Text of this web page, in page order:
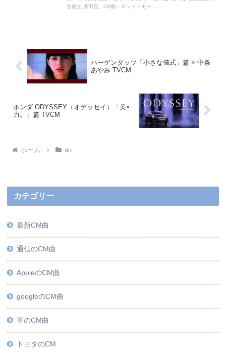
谷健太 濱田岳、CM曲：ロンド／モー...
ハーゲンダッツ「小さな儀式」篇 × 中条
あやみ TVCM
ホンダ ODYSSEY（オデッセイ）「美×
力。」篇 TVCM
ホーム au
カテゴリー
最新CM曲
通信のCM曲
AppleのCM曲
googleのCM曲
車のCM曲
トヨタのCM